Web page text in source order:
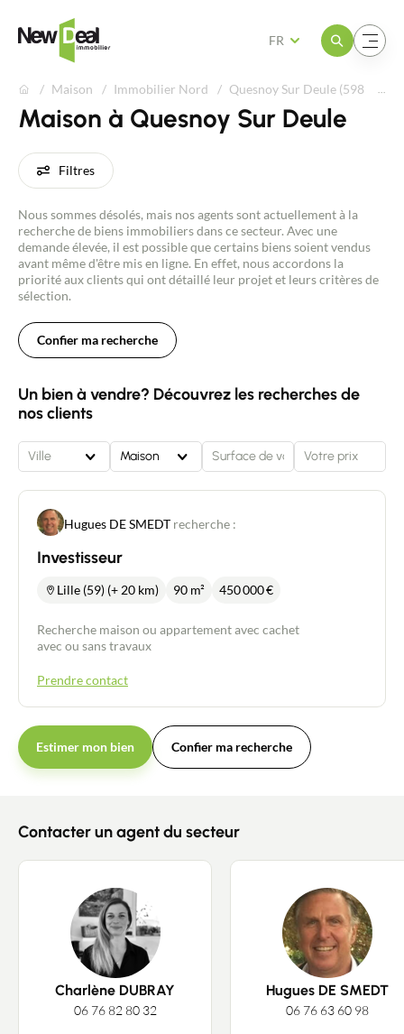
Ouvrir le menuOuvrir le menu
FR
Maison Immobilier Nord Quesnoy Sur Deule (59890)
Maison à Quesnoy Sur Deule
Filtres
Nous sommes désolés, mais nos agents sont actuellement à la
recherche de biens immobiliers dans ce secteur. Avec une
demande élevée, il est possible que certains biens soient vendus
avant même d'être mis en ligne. En effet, nous accordons la
priorité aux clients qui ont détaillé leur projet et leurs critères de
sélection.
Confier ma recherche
Un bien à vendre? Découvrez les recherches de
nos clients
Ville Maison
Hugues DE SMEDT recherche :
Investisseur
Lille (59) (+ 20 km) 90 m² 450 000€
Recherche maison ou appartement avec cachet
avec ou sans travaux
Prendre contact
Estimer mon bien Confier ma recherche
Contacter un agent du secteur
Charlène DUBRAY
06 76 82 80 32
Hugues DE SMEDT
06 76 63 60 98